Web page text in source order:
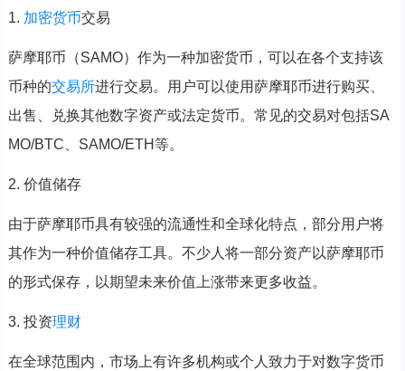
1. 加密货币交易
萨摩耶币（SAMO）作为一种加密货币，可以在各个支持该
币种的交易所进行交易。用户可以使用萨摩耶币进行购买、
出售、兑换其他数字资产或法定货币。常见的交易对包括SA
MO/BTC、SAMO/ETH等。
2. 价值储存
由于萨摩耶币具有较强的流通性和全球化特点，部分用户将
其作为一种价值储存工具。不少人将一部分资产以萨摩耶币
的形式保存，以期望未来价值上涨带来更多收益。
3. 投资理财
在全球范围内，市场上有许多机构或个人致力于对数字货币